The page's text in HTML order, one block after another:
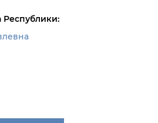
Республики: